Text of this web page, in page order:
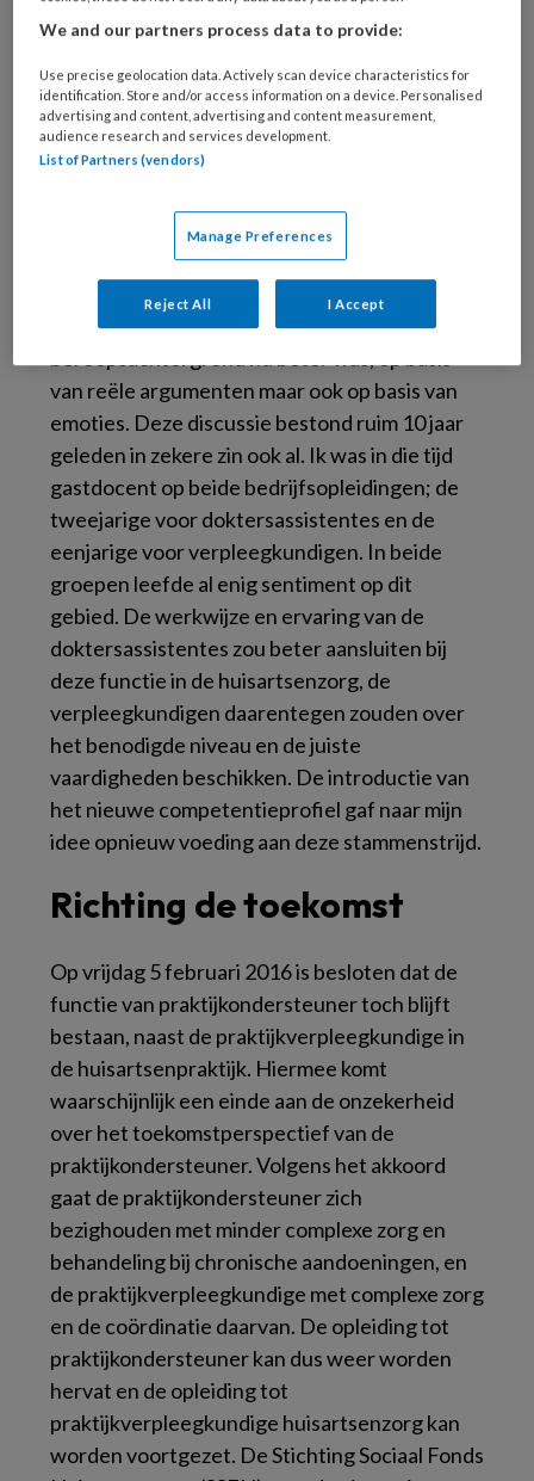
door de verpleegkundige opleiding (deels) te
volgen.
Stammenstrijd
mijn eigen werkkring merkte ik de ontstane
onrust na het uitbrengen van dit
competentieprofiel en de plannen voor de
toekomst. Er waren discussies over welke
van reële argumenten maar ook op basis van
emoties. Deze discussie bestond ruim 10 jaar
geleden in zekere zin ook al. Ik was in die tijd
gastdocent op beide bedrijfsopleidingen; de
tweejarige voor doktersassistentes en de
eenjarige voor verpleegkundigen. In beide
groepen leefde al enig sentiment op dit
gebied. De werkwijze en ervaring van de
doktersassistentes zou beter aansluiten bij
deze functie in de huisartsenzorg, de
verpleegkundigen daarentegen zouden over
het benodigde niveau en de juiste
vaardigheden beschikken. De introductie van
het nieuwe competentieprofiel gaf naar mijn
idee opnieuw voeding aan deze stammenstrijd.
Richting de toekomst
Op vrijdag 5 februari 2016 is besloten dat de
functie van praktijkondersteuner toch blijft
bestaan, naast de praktijkverpleegkundige in
de huisartsenpraktijk. Hiermee komt
waarschijnlijk een einde aan de onzekerheid
over het toekomstperspectief van de
praktijkondersteuner. Volgens het akkoord
gaat de praktijkondersteuner zich
bezighouden met minder complexe zorg en
behandeling bij chronische aandoeningen, en
de praktijkverpleegkundige met complexe zorg
en de coördinatie daarvan. De opleiding tot
praktijkondersteuner kan dus weer worden
hervat en de opleiding tot
praktijkverpleegkundige huisartsenzorg kan
worden voortgezet. De Stichting Sociaal Fonds
We and our partners process data to provide:
Use precise geolocation data. Actively scan device characteristics for
identification. Store and/or access information on a device. Personalised
advertising and content, advertising and content measurement,
audience research and services development.
List of Partners (vendors)
Manage Preferences
Reject All I Accept